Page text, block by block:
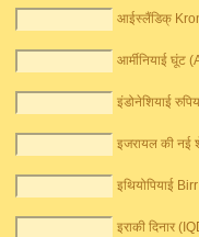
आईस्लैंडिक्
आर्मीनियाई घूंट
इंडोनेशियाई
इजरायल की
इथियोपियाई
इराकी दिनार